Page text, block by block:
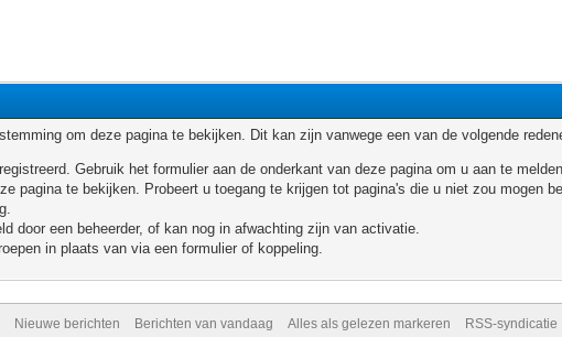
om deze pagina te bekijken. Dit kan zijn vanwege een van de volgende
Gebruik het formulier aan de onderkant van deze pagina om u aan te
pagina te bekijken. Probeert u toegang te krijgen tot pagina's die u niet zou mogen
door een beheerder, of kan nog in afwachting zijn van activatie.
in plaats van via een formulier of koppeling.
Nieuwe berichten Berichten van vandaag Alles als gelezen markeren RSS-syndicatie